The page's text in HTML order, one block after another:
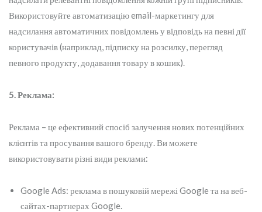
Використовуйте автоматизацію email-маркетингу для
надсилання автоматичних повідомлень у відповідь на певні дії
користувачів (наприклад, підписку на розсилку, перегляд
певного продукту, додавання товару в кошик).
5. Реклама:
Реклама – це ефективний спосіб залучення нових потенційних
клієнтів та просування вашого бренду. Ви можете
використовувати різні види реклами:
Google Ads: реклама в пошуковій мережі Google та на веб-
сайтах-партнерах Google.